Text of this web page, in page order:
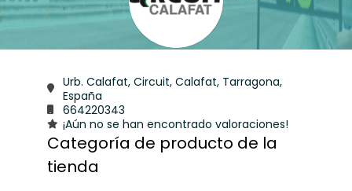
Urb. Calafat, Circuit, Calafat, Tarragona,
España
664220343
¡Aún no se han encontrado valoraciones!
Categoría de producto de la
tienda